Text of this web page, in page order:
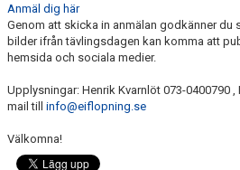
Anmäl dig här
Genom att skicka in anmälan godkänner du
bilder ifrån tävlingsdagen kan komma att
hemsida och sociala medier.
Upplysningar: Henrik Kvarnlöt 073-0400790 ,
mail till info@eiflopning.se
Välkomna!